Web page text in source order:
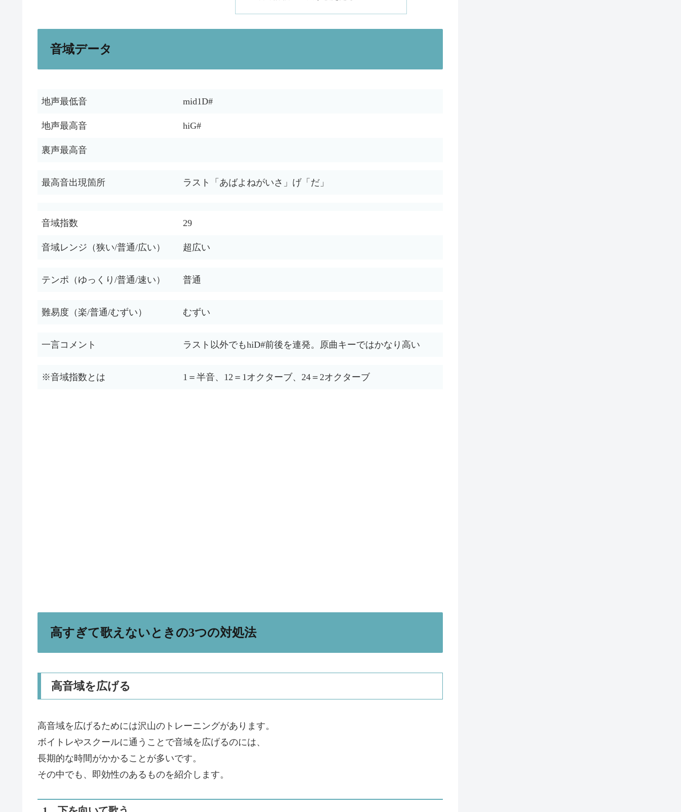
音域データ
地声最低音 mid1D#
地声最高音 hiG#
裏声最高音
最高音出現箇所 ラスト「あばよねがいさ」げ「だ」
音域指数 29
音域レンジ（狭い/普通/広い） 超広い
テンポ（ゆっくり/普通/速い） 普通
難易度（楽/普通/むずい） むずい
一言コメント ラスト以外でもhiD#前後を連発。原曲キーではかなり高い
※音域指数とは 1＝半音、12＝1オクターブ、24＝2オクターブ
高すぎて歌えないときの3つの対処法
高音域を広げる
高音域を広げるためには沢山のトレーニングがあります。
ボイトレやスクールに通うことで音域を広げるのには、
長期的な時間がかかることが多いです。
その中でも、即効性のあるものを紹介します。